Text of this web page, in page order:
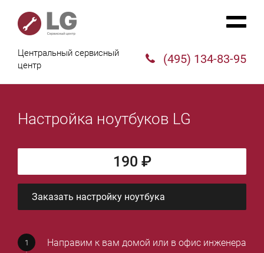
Центральный сервисный
центр
(495) 134-83-95
Настройка ноутбуков LG
190 ₽
Заказать настройку ноутбука
Направим к вам домой или в офис инженера